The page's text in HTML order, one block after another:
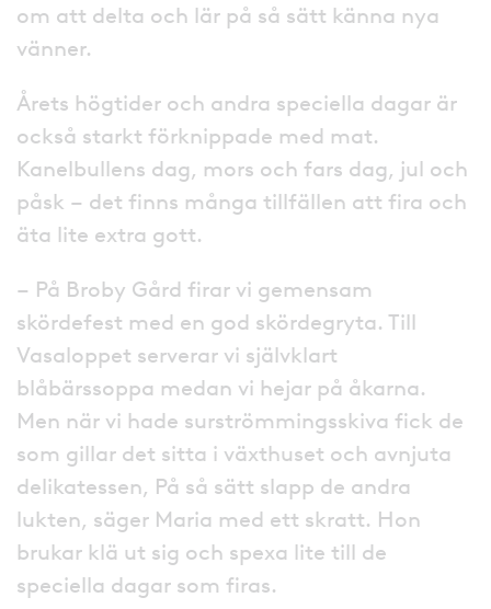
om att delta och lär på så sätt känna nya
vänner.
Årets högtider och andra speciella dagar är
också starkt förknippade med mat.
Kanelbullens dag, mors och fars dag, jul och
påsk – det finns många tillfällen att fira och
äta lite extra gott.
– På Broby Gård firar vi gemensam
skördefest med en god skördegryta. Till
Vasaloppet serverar vi självklart
blåbärssoppa medan vi hejar på åkarna.
Men när vi hade surströmmingsskiva fick de
som gillar det sitta i växthuset och avnjuta
delikatessen, På så sätt slapp de andra
lukten, säger Maria med ett skratt. Hon
brukar klä ut sig och spexa lite till de
speciella dagar som firas.